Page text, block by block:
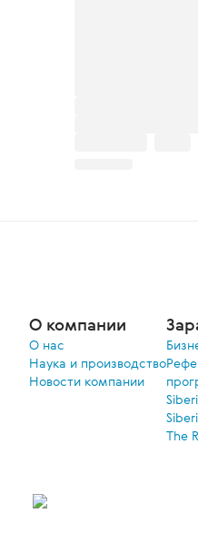
О компании
О нас
Наука и производство
Новости компании
The